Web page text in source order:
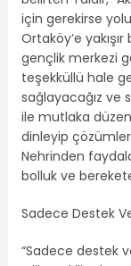
için gerekirse
Ortaköy’e
gençlik merkezi
teşekküllü hale
sağlayacağız ve
ile mutlaka
dinleyip çözümler
Nehrinden
bolluk ve
Sadece Destek
“Sadece destek